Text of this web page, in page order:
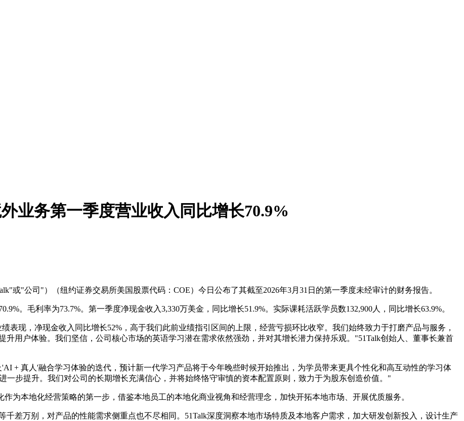
业务第一季度营业收入同比增长70.9%
或"公司"）（纽约证券交易所美国股票代码：COE）今日公布了其截至2026年3月31日的第一季度未经审计的财务报告。
。毛利率为73.7%。第一季度净现金收入3,330万美金，同比增长51.9%。实际课耗活跃学员数132,900人，同比增长63.9%。
表现，净现金收入同比增长52%，高于我们此前业绩指引区间的上限，经营亏损环比收窄。我们始终致力于打磨产品与服务，
用户体验。我们坚信，公司核心市场的英语学习潜在需求依然强劲，并对其增长潜力保持乐观。"51Talk创始人、董事长兼首
+ 真人'融合学习体验的迭代，预计新一代学习产品将于今年晚些时候开始推出，为学员带来更具个性化和高互动性的学习体
步提升。我们对公司的长期增长充满信心，并将始终恪守审慎的资本配置原则，致力于为股东创造价值。"
为本地化经营策略的第一步，借鉴本地员工的本地化商业视角和经营理念，加快开拓本地市场、开展优质服务。
差万别，对产品的性能需求侧重点也不尽相同。51Talk深度洞察本地市场特质及本地客户需求，加大研发创新投入，设计生产